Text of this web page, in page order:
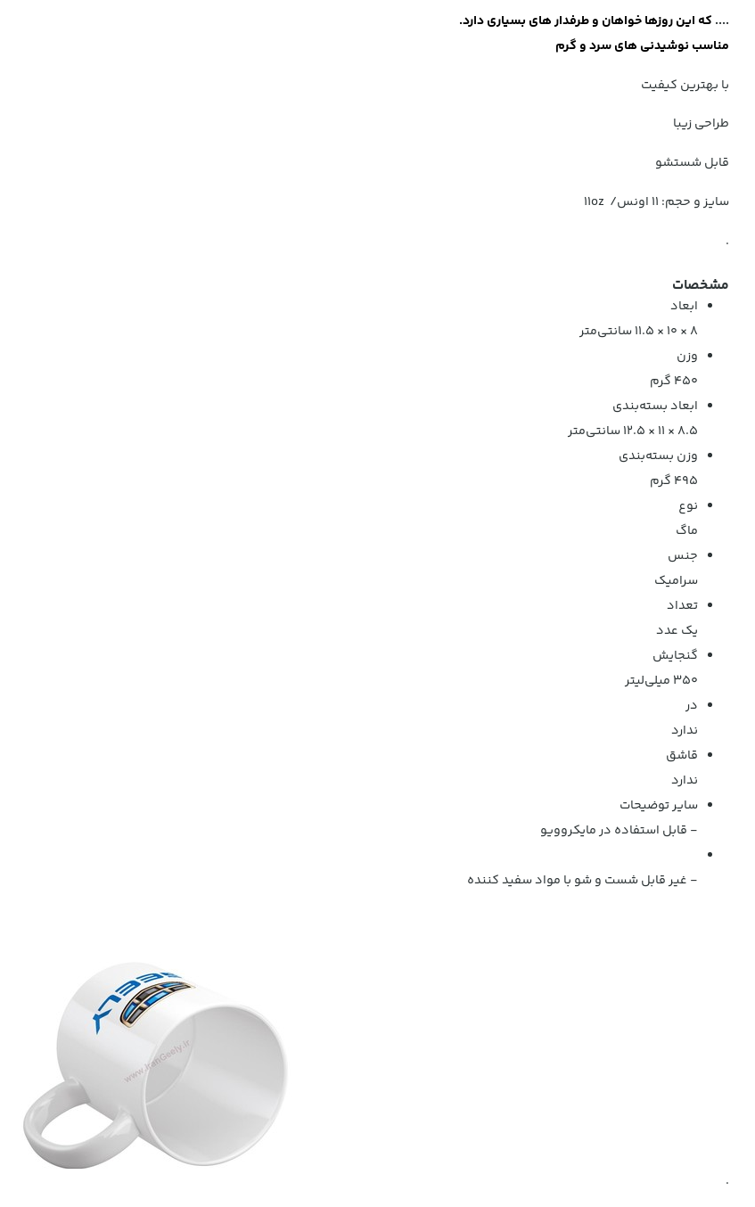
.... که این روزها خواهان و طرفدار های بسیاری دارد.
مناسب نوشیدنی های سرد و گرم
با بهترین کیفیت
طراحی زیبا
قابل شستشو
سایز و حجم: ۱۱ اونس/ 11oz
.
مشخصات
ابعاد
8 × 10 × 11.5 سانتی‌متر
وزن
450 گرم
ابعاد بسته‌بندی
8.5 × 11 × 12.5 سانتی‌متر
وزن بسته‌بندی
495 گرم
نوع
ماگ
جنس
سرامیک
تعداد
یک عدد
گنجایش
350 میلی‌لیتر
در
ندارد
قاشق
ندارد
سایر توضیحات
- قابل استفاده در مایکروویو
- غیر قابل شست و شو با مواد سفید کننده
.